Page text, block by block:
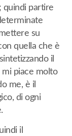
quindi partire
su
quella che è
il
piace molto
me, è il
di ogni
il